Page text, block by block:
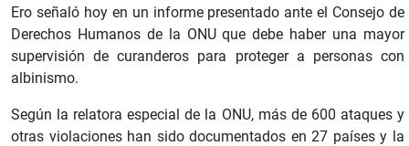
Ero señaló hoy en un informe presentado ante el Consejo de
Derechos Humanos de la ONU que debe haber una mayor
supervisión de curanderos para proteger a personas con
albinismo.
Según la relatora especial de la ONU, más de 600 ataques y
otras violaciones han sido documentados en 27 países y la